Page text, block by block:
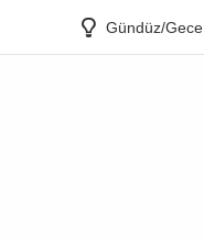
Gündüz/Gece